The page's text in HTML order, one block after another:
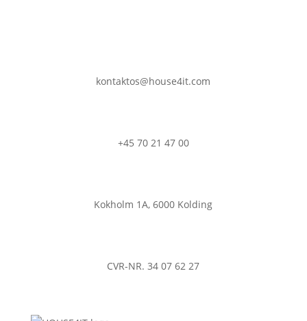
kontaktos@house4it.com
+45 70 21 47 00
Kokholm 1A, 6000 Kolding
CVR-NR. 34 07 62 27